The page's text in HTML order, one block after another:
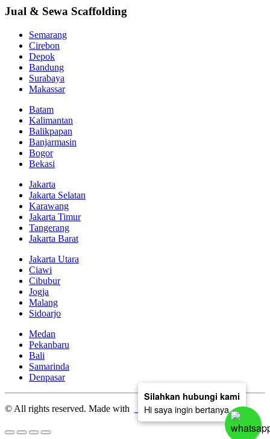
Jual & Sewa Scaffolding
Semarang
Cirebon
Depok
Bandung
Surabaya
Makassar
Batam
Kalimantan
Balikpapan
Banjarmasin
Bogor
Bekasi
Jakarta
Jakarta Selatan
Karawang
Jakarta Timur
Tangerang
Jakarta Barat
Jakarta Utara
Ciawi
Cibubur
Jogja
Malang
Sidoarjo
Medan
Pekanbaru
Bali
Samarinda
Denpasar
© All rights reserved. Made with by deratech
Silahkan hubungi kami
Hi saya ingin bertanya